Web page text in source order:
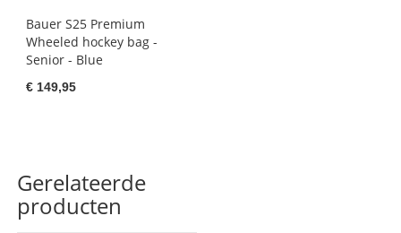
Bauer S25 Premium
Wheeled hockey bag -
Senior - Blue
€ 149,95
Gerelateerde
producten